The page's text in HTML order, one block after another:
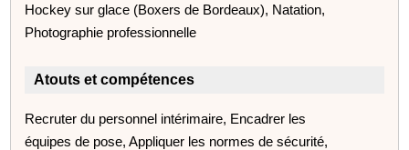
Hockey sur glace (Boxers de Bordeaux), Natation,
Photographie professionnelle
Atouts et compétences
Recruter du personnel intérimaire, Encadrer les
équipes de pose, Appliquer les normes de sécurité,